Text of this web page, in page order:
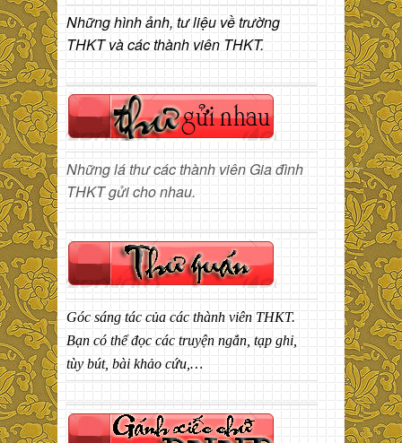
Những hình ảnh, tư liệu về trường
THKT và các thành viên THKT.
Những lá thư các thành viên Gia đình
THKT gửi cho nhau.
Góc sáng tác của các thành viên THKT.
Bạn có thể đọc các truyện ngắn, tạp ghi,
tùy bút, bài khảo cứu,…